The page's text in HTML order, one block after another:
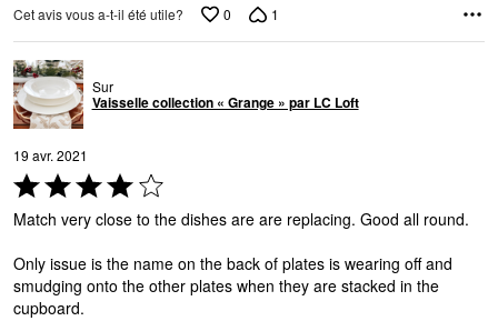
Cet avis vous a-t-il été utile? 0 1
Sur
Vaisselle collection « Grange » par LC Loft
19 avr. 2021
Coté
4 sur
5
Match very close to the dishes are are replacing. Good all round.
Only issue is the name on the back of plates is wearing off and
smudging onto the other plates when they are stacked in the
cupboard.